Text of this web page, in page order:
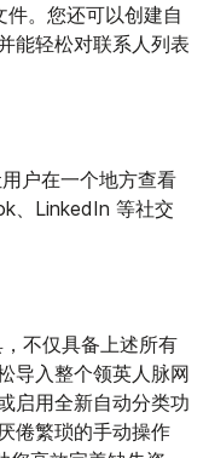
。您还可以创建自
能轻松对联系人列表
户在一个地方查看
、LinkedIn 等社交
不仅具备上述所有
导入整个领英人脉网
启用全新自动分类功
倦繁琐的手动操作